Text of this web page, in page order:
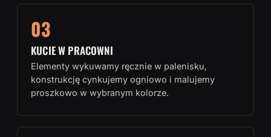
03
KUCIE W PRACOWNI
Elementy wykuwamy ręcznie w palenisku,
konstrukcję cynkujemy ogniowo i malujemy
proszkowo w wybranym kolorze.